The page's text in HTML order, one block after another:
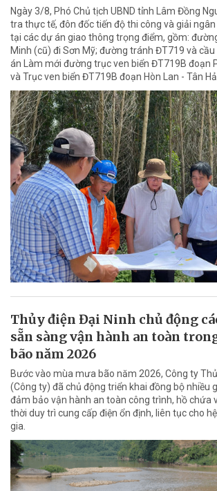
Ngày 3/8, Phó Chủ tịch UBND tỉnh Lâm Đồng
tra thực tế, đôn đốc tiến độ thi công và giải
tại các dự án giao thông trọng điểm, gồm:
Minh (cũ) đi Sơn Mỹ; đường tránh ĐT719 và
án Làm mới đường trục ven biển ĐT719B đoạn
và Trục ven biển ĐT719B đoạn Hòn Lan - Tân
Thủy điện Đại Ninh chủ động
sẵn sàng vận hành an toàn
bão năm 2026
Bước vào mùa mưa bão năm 2026, Công ty
(Công ty) đã chủ động triển khai đồng bộ nhiều
đảm bảo vận hành an toàn công trình, hồ chứa
thời duy trì cung cấp điện ổn định, liên tục cho
gia.